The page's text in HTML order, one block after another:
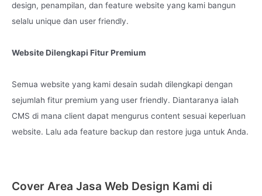
design, penampilan, dan feature website yang kami bangun
selalu unique dan user friendly.
Website Dilengkapi Fitur Premium
Semua website yang kami desain sudah dilengkapi dengan
sejumlah fitur premium yang user friendly. Diantaranya ialah
CMS di mana client dapat mengurus content sesuai keperluan
website. Lalu ada feature backup dan restore juga untuk Anda.
Cover Area Jasa Web Design Kami di